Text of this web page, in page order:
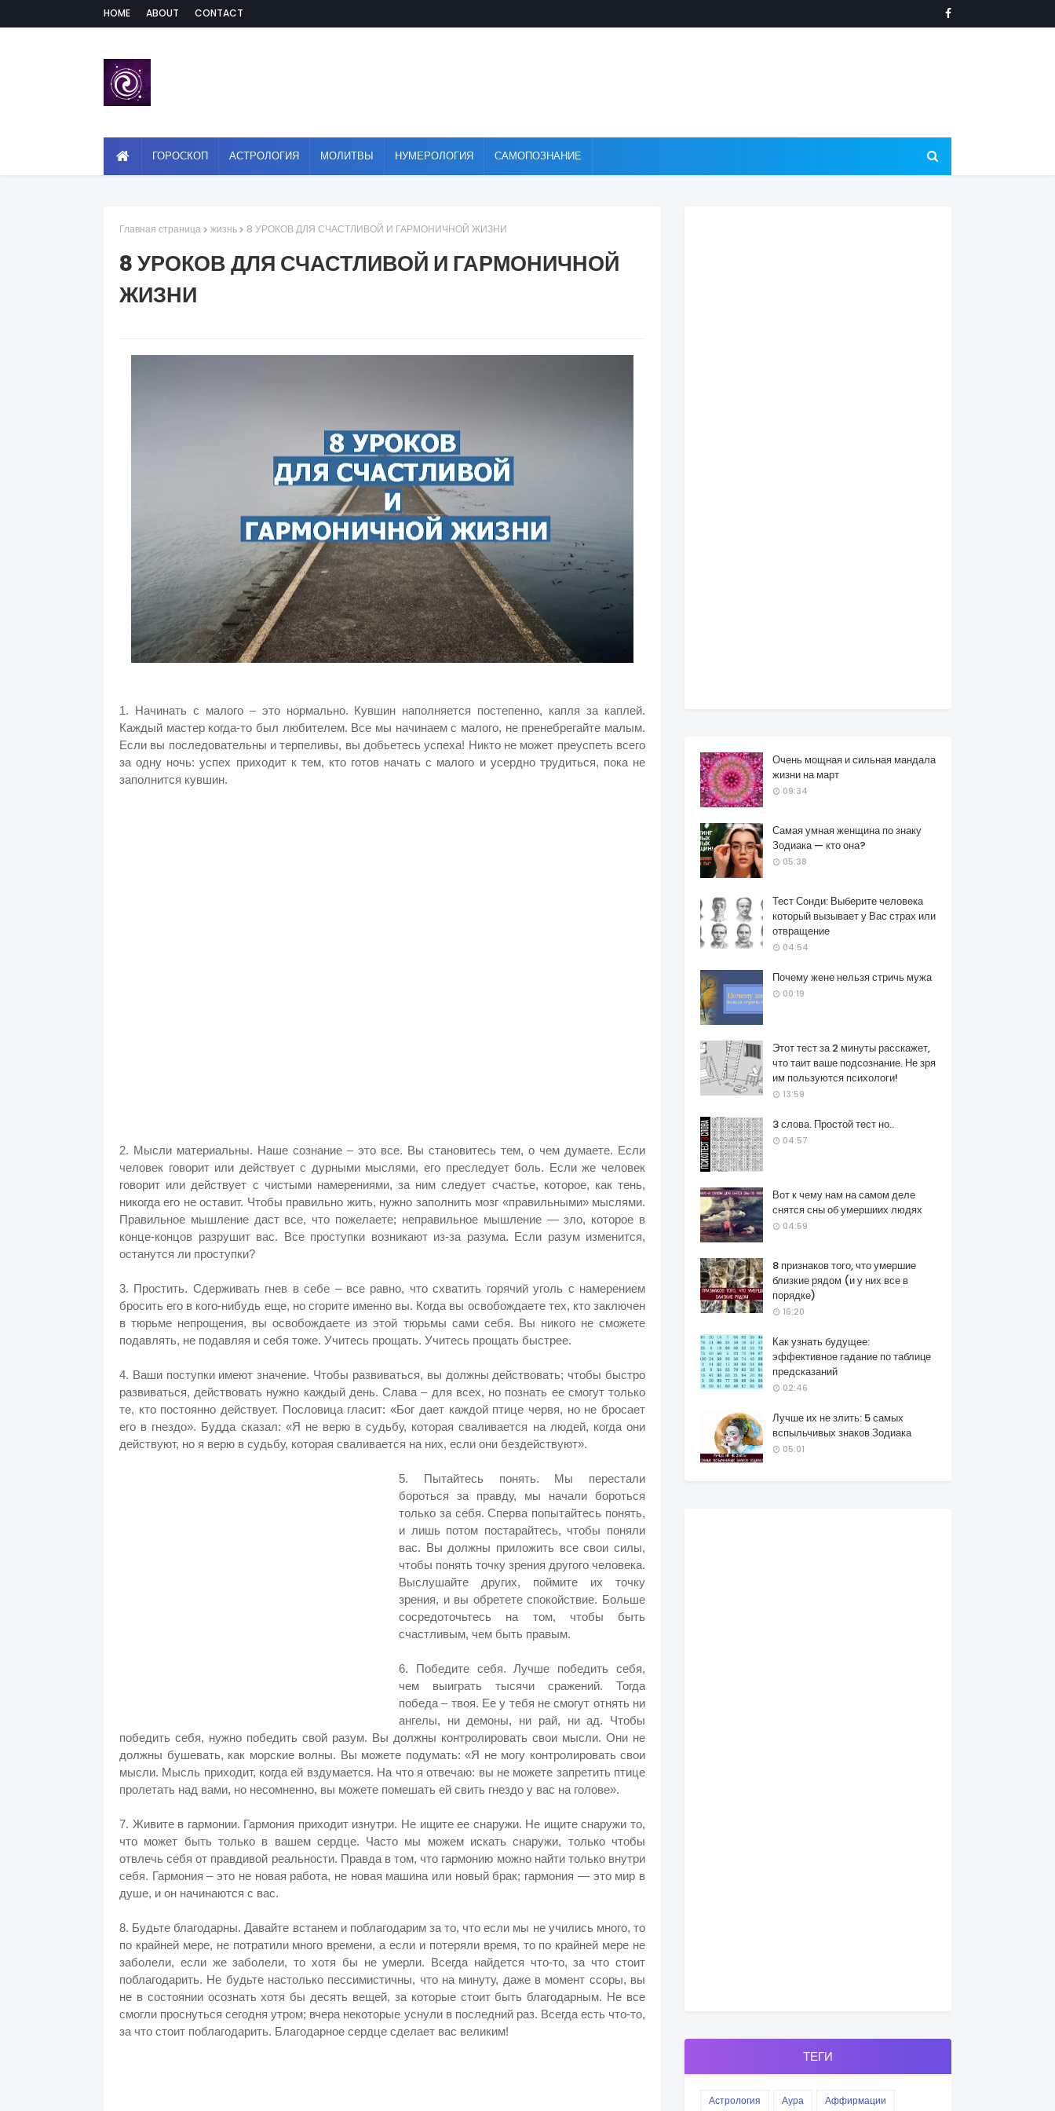
HOME ABOUT CONTACT
ГОРОСКОП АСТРОЛОГИЯ МОЛИТВЫ НУМЕРОЛОГИЯ САМОПОЗНАНИЕ
Главная страница жизнь 8 УРОКОВ ДЛЯ СЧАСТЛИВОЙ И ГАРМОНИЧНОЙ ЖИЗНИ
8 УРОКОВ ДЛЯ СЧАСТЛИВОЙ И ГАРМОНИЧНОЙ
ЖИЗНИ
1. Начинать с малого – это нормально. Кувшин наполняется постепенно, капля за каплей.
Каждый мастер когда-то был любителем. Все мы начинаем с малого, не пренебрегайте малым.
Если вы последовательны и терпеливы, вы добьетесь успеха! Никто не может преуспеть всего
за одну ночь: успех приходит к тем, кто готов начать с малого и усердно трудиться, пока не
заполнится кувшин.
2. Мысли материальны. Наше сознание – это все. Вы становитесь тем, о чем думаете. Если
человек говорит или действует с дурными мыслями, его преследует боль. Если же человек
говорит или действует с чистыми намерениями, за ним следует счастье, которое, как тень,
никогда его не оставит. Чтобы правильно жить, нужно заполнить мозг «правильными» мыслями.
Правильное мышление даст все, что пожелаете; неправильное мышление — зло, которое в
конце-концов разрушит вас. Все проступки возникают из-за разума. Если разум изменится,
останутся ли проступки?
3. Простить. Сдерживать гнев в себе – все равно, что схватить горячий уголь с намерением
бросить его в кого-нибудь еще, но сгорите именно вы. Когда вы освобождаете тех, кто заключен
в тюрьме непрощения, вы освобождаете из этой тюрьмы сами себя. Вы никого не сможете
подавлять, не подавляя и себя тоже. Учитесь прощать. Учитесь прощать быстрее.
4. Ваши поступки имеют значение. Чтобы развиваться, вы должны действовать; чтобы быстро
развиваться, действовать нужно каждый день. Слава – для всех, но познать ее смогут только
те, кто постоянно действует. Пословица гласит: «Бог дает каждой птице червя, но не бросает
его в гнездо». Будда сказал: «Я не верю в судьбу, которая сваливается на людей, когда они
действуют, но я верю в судьбу, которая сваливается на них, если они бездействуют».
5. Пытайтесь понять. Мы перестали
бороться за правду, мы начали бороться
только за себя. Сперва попытайтесь понять,
и лишь потом постарайтесь, чтобы поняли
вас. Вы должны приложить все свои силы,
чтобы понять точку зрения другого человека.
Выслушайте других, поймите их точку
зрения, и вы обретете спокойствие. Больше
сосредоточьтесь на том, чтобы быть
счастливым, чем быть правым.
6. Победите себя. Лучше победить себя,
чем выиграть тысячи сражений. Тогда
победа – твоя. Ее у тебя не смогут отнять ни
ангелы, ни демоны, ни рай, ни ад. Чтобы
победить себя, нужно победить свой разум. Вы должны контролировать свои мысли. Они не
должны бушевать, как морские волны. Вы можете подумать: «Я не могу контролировать свои
мысли. Мысль приходит, когда ей вздумается. На что я отвечаю: вы не можете запретить птице
пролетать над вами, но несомненно, вы можете помешать ей свить гнездо у вас на голове».
7. Живите в гармонии. Гармония приходит изнутри. Не ищите ее снаружи. Не ищите снаружи то,
что может быть только в вашем сердце. Часто мы можем искать снаружи, только чтобы
отвлечь себя от правдивой реальности. Правда в том, что гармонию можно найти только внутри
себя. Гармония – это не новая работа, не новая машина или новый брак; гармония — это мир в
душе, и он начинаются с вас.
8. Будьте благодарны. Давайте встанем и поблагодарим за то, что если мы не учились много, то
по крайней мере, не потратили много времени, а если и потеряли время, то по крайней мере не
заболели, если же заболели, то хотя бы не умерли. Всегда найдется что-то, за что стоит
поблагодарить. Не будьте настолько пессимистичны, что на минуту, даже в момент ссоры, вы
не в состоянии осознать хотя бы десять вещей, за которые стоит быть благодарным. Не все
смогли проснуться сегодня утром; вчера некоторые уснули в последний раз. Всегда есть что-то,
за что стоит поблагодарить. Благодарное сердце сделает вас великим!
Очень мощная и сильная мандала
жизни на март
09:34
Самая умная женщина по знаку
Зодиака — кто она?
05:38
Тест Сонди: Выберите человека
который вызывает у Вас страх или
отвращение
04:54
Почему жене нельзя стричь мужа
00:19
Этот тест за 2 минуты расскажет,
что таит ваше подсознание. Не зря
им пользуются психологи!
13:59
3 слова. Простой тест но..
04:57
Вот к чему нам на самом деле
снятся сны об умершиих людях
04:59
8 признаков того, что умершие
близкие рядом (и у них все в
порядке)
16:20
Как узнать будущее:
эффективное гадание по таблице
предсказаний
02:46
Лучше их не злить: 5 самых
вспыльчивых знаков Зодиака
05:01
ТЕГИ
Астрология Аура
Аффирмации